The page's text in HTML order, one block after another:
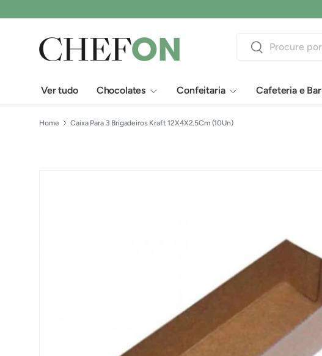
Pesquisar
Pesquisar
Ver tudo Chocolates Confeitaria Cafeteria e Bar
Home Caixa Para 3 Brigadeiros Kraft 12X4X2.5Cm (10Un)